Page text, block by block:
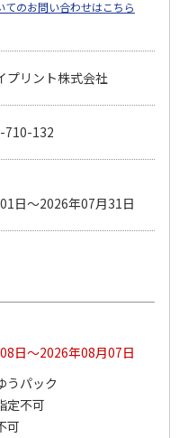
虹のか
ティフ
り
てのお問い合わせはこちら
プリント株式会社
710-132
日～2026年07月31日
日～2026年08月07日
うパック
定不可
可